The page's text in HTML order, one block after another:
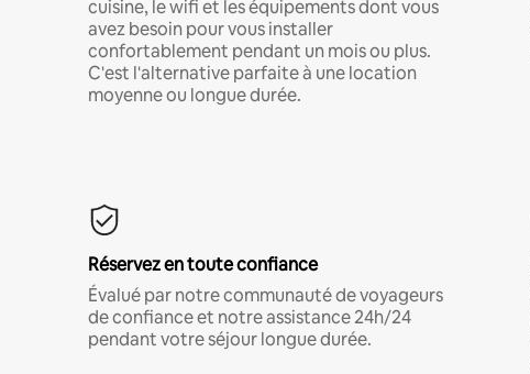
cuisine, le wifi et les équipements dont vous
avez besoin pour vous installer
confortablement pendant un mois ou plus.
C'est l'alternative parfaite à une location
moyenne ou longue durée.
Réservez en toute confiance
Évalué par notre communauté de voyageurs
de confiance et notre assistance 24h/24
pendant votre séjour longue durée.